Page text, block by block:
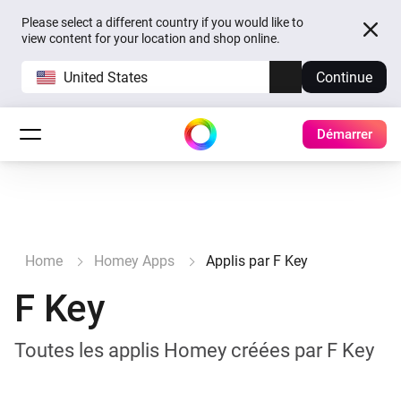
Please select a different country if you would like to
view content for your location and shop online.
United States Continue
Démarrer
Home Homey Apps Applis par F Key
F Key
Toutes les applis Homey créées par F Key